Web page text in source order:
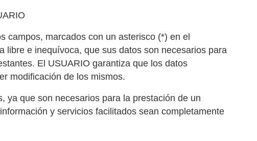
campos, marcados con un asterisco (*) en el
libre e inequívoca, que sus datos son necesarios para
El USUARIO garantiza que los datos
modificación de los mismos.
ya que son necesarios para la prestación de un
y servicios facilitados sean completamente